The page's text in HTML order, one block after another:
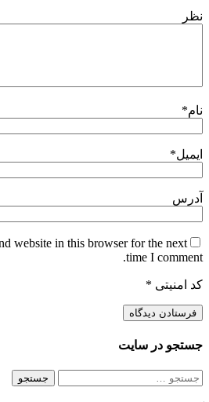
نظر
نام*
ایمیل*
آدرس
website in this browser for the next
time I comment.
کد امنیتی *
جستجو در سایت